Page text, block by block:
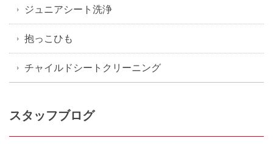
ジュニアシート洗浄
抱っこひも
チャイルドシートクリーニング
スタッフブログ